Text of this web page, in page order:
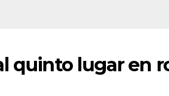
quinto lugar en